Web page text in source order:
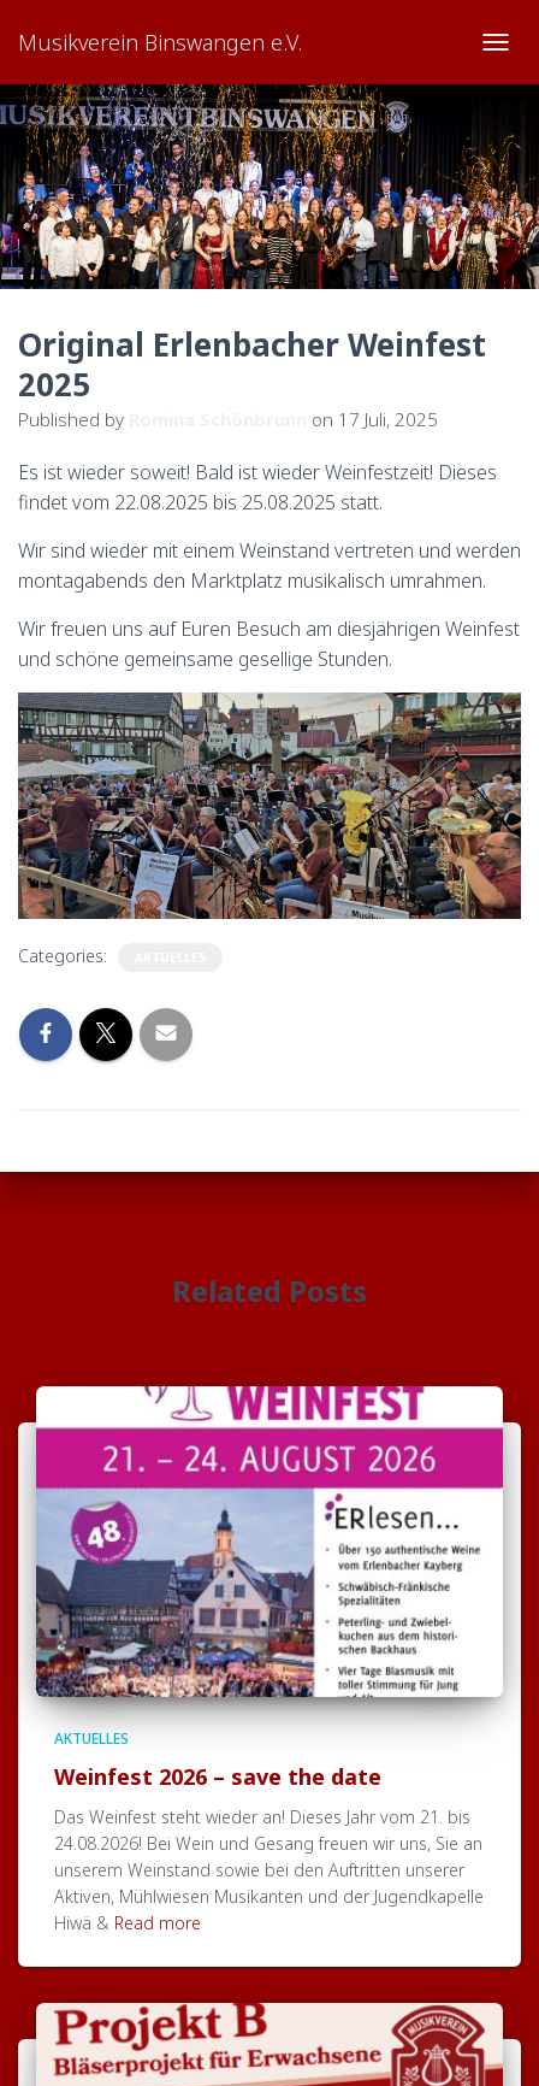
Musikverein Binswangen e.V.
Original Erlenbacher Weinfest
2025
Published by on 17 Juli, 2025
Es ist wieder soweit! Bald ist wieder Weinfestzeit! Dieses
findet vom 22.08.2025 bis 25.08.2025 statt.
Wir sind wieder mit einem Weinstand vertreten und werden
montagabends den Marktplatz musikalisch umrahmen.
Wir freuen uns auf Euren Besuch am diesjährigen Weinfest
und schöne gemeinsame gesellige Stunden.
Categories:
Related Posts
AKTUELLES
Weinfest 2026 – save the date
Das Weinfest steht wieder an! Dieses Jahr vom 21. bis
24.08.2026! Bei Wein und Gesang freuen wir uns, Sie an
unserem Weinstand sowie bei den Auftritten unserer
Aktiven, Mühlwiesen Musikanten und der Jugendkapelle
Hiwä & Read more